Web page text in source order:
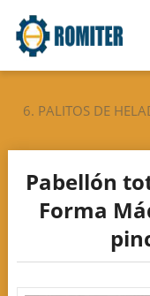
6. PALITOS DE
Pabellón
Forma